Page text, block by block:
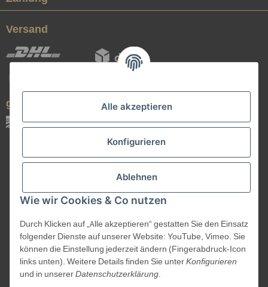
Alle akzeptieren
Konfigurieren
Ablehnen
Wie wir Cookies & Co nutzen
Durch Klicken auf „Alle akzeptieren“ gestatten Sie den Einsatz
folgender Dienste auf unserer Website: YouTube, Vimeo. Sie
können die Einstellung jederzeit ändern (Fingerabdruck-Icon
links unten). Weitere Details finden Sie unterKonfigurieren
und in unsererDatenschutzerklärung.
Versand
geprüfte Qualität
Vertrag widerrufen